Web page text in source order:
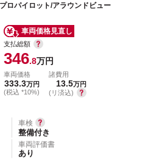
ロパイロット/アラウンドビュー
車両価格見直し
支払総額
346.8万円
車両価格
333.3万円
(税込 *10%)
諸費用
13.5万円
(リ済込)
車検
整備付き
車両評価書
あり